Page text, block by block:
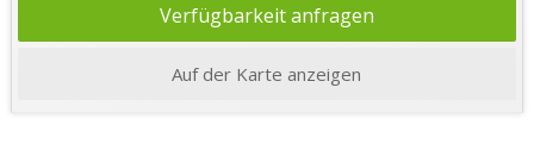
Verfügbarkeit anfragen
Auf der Karte anzeigen